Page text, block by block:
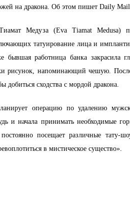
на дракона. Об этом пишет Daily
Медуза (Eva Tiamat Medusa)
татуирование лица и
бывшая работница банка закрасила
рисунок, напоминающий чешую.
добиться сходства с мордой дракона.
операцию по удалению
и начала принимать необходимые
посещает различные тату-
в мистическое существо».